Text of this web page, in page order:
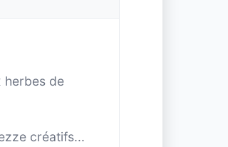
herbes de
créatifs...